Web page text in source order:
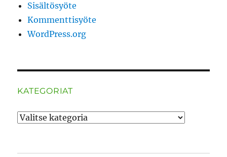
Sisältösyöte
Kommenttisyöte
WordPress.org
KATEGORIAT
Kategoriat